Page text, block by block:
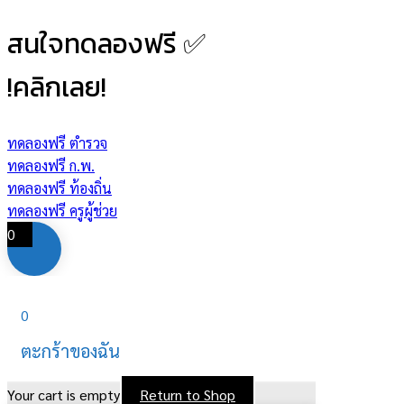
สนใจทดลองฟรี ✅
!คลิกเลย!
ทดลองฟรี ตำรวจ
ทดลองฟรี ก.พ.
ทดลองฟรี ท้องถิ่น
ทดลองฟรี ครูผู้ช่วย
0
0
ตะกร้าของฉัน
Your cart is empty Return to Shop